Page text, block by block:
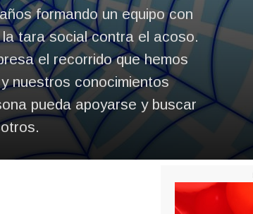
formando un equipo con
tara social contra el acoso.
el recorrido que hemos
nuestros conocimientos
pueda apoyarse y buscar